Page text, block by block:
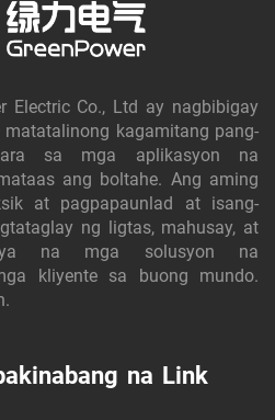
Electric Co., Ltd ay nagbibigay
matatalinong kagamitang pang-
sa mga aplikasyon na
ang boltahe. Ang aming
at pagpapaunlad at isang-
ng ligtas, mahusay, at
na mga solusyon na
kliyente sa buong mundo.
na Link